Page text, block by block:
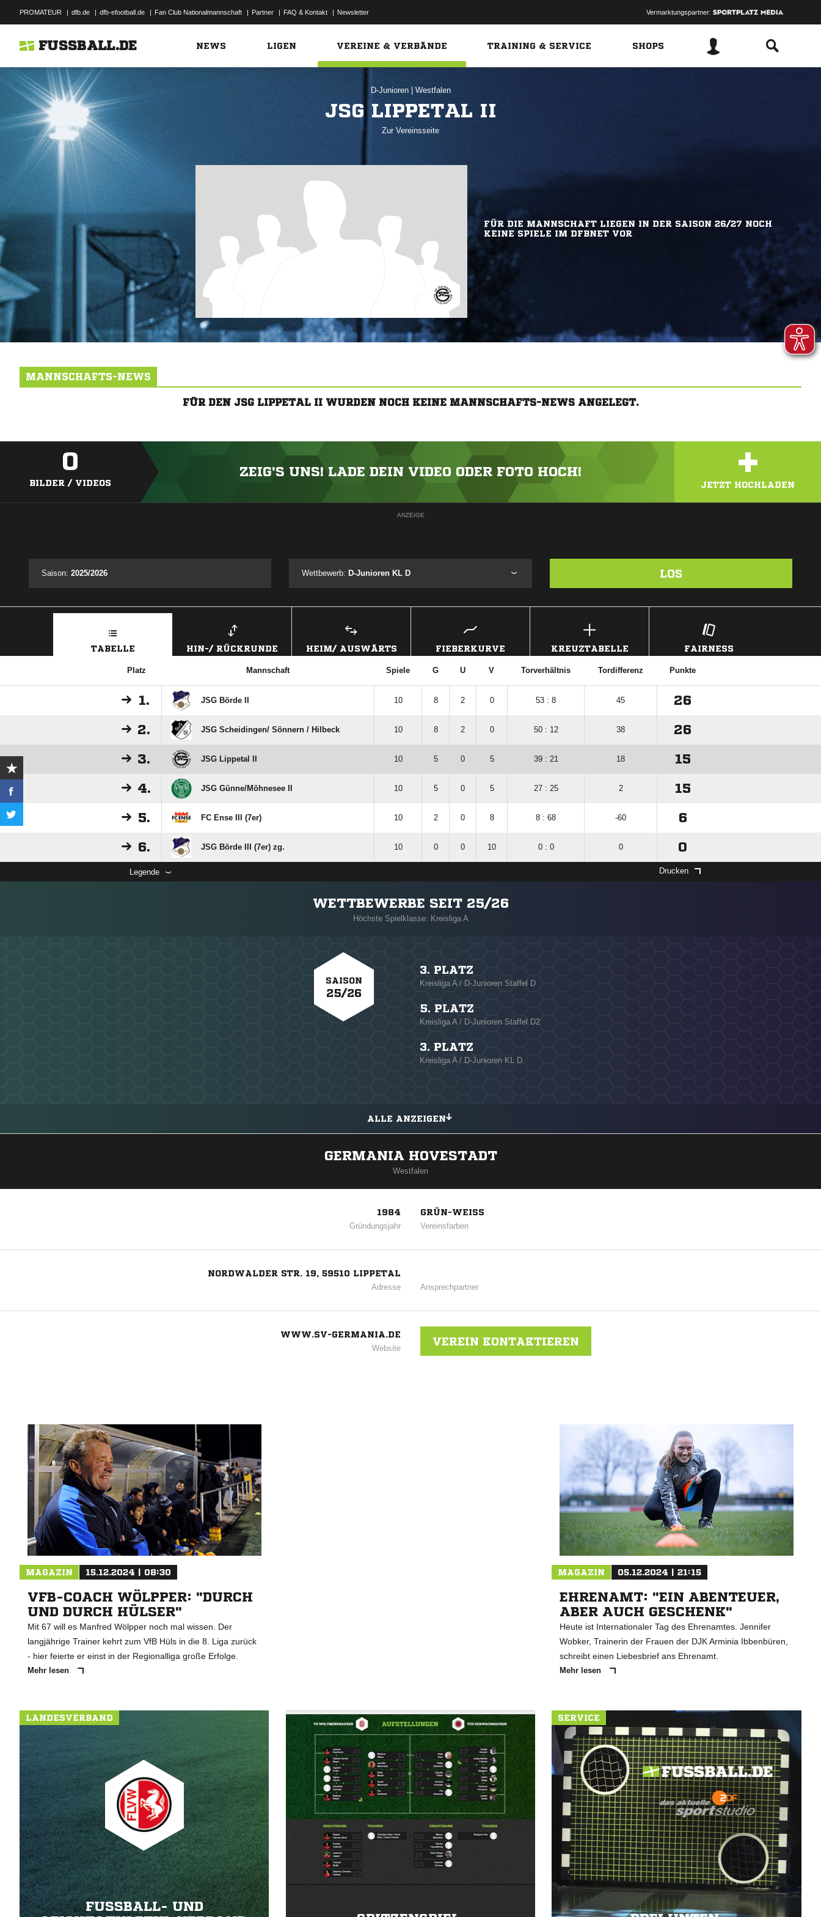
PROMATEUR | dfb.de | dfb-efootball.de | Fan Club Nationalmannschaft | Partner | FAQ & Kontakt | Newsletter Vermarktungspartner:
FUSSBALL.DE NEWS LIGEN VEREINE & VERBÄNDE TRAINING & SERVICE SHOPS
D-Junioren Westfalen
JSG LIPPETAL II
Zur Vereinsseite
FÜR DIE MANNSCHAFT LIEGEN IN DER SAISON 26/27 NOCH
KEINE SPIELE IM DFBNET VOR
MANNSCHAFTS-NEWS
FÜR DEN JSG LIPPETAL II WURDEN NOCH KEINE MANNSCHAFTS-NEWS ANGELEGT.
0
BILDER / VIDEOS
ZEIG'S UNS! LADE DEIN VIDEO ODER FOTO HOCH! +
JETZT HOCHLADEN
ANZEIGE
Saison: 2025/2026 Wettbewerb: D-Junioren KL D LOS
TABELLE HIN-/ RÜCKRUNDE HEIM/ AUSWÄRTS FIEBERKURVE KREUZTABELLE FAIRNESS
Platz Mannschaft Spiele G U V Torverhältnis Tordifferenz Punkte
1. JSG Börde II 10 8 2 0 53 : 8 45 26
2. JSG Scheidingen/​ Sönnern /​ Hilbeck 10 8 2 0 50 : 12 38 26
3. JSG Lippetal II 10 5 0 5 39 : 21 18 15
4. JSG Günne/​Möhnesee II 10 5 0 5 27 : 25 2 15
5. FC Ense III (7er) 10 2 0 8 8 : 68 -60 6
6. JSG Börde III (7er) zg. 10 0 0 10 0 : 0 0 0
Legende Drucken
WETTBEWERBE SEIT 25/26
Höchste Spielklasse: Kreisliga A
SAISON
25/26
3. PLATZ
Kreisliga A / D-Junioren Staffel D
5. PLATZ
Kreisliga A / D-Junioren Staffel D2
3. PLATZ
Kreisliga A / D-Junioren KL D
ALLE ANZEIGEN
GERMANIA HOVESTADT
Westfalen
1984
Gründungsjahr
GRÜN-WEISS
Vereinsfarben
NORDWALDER STR. 19, 59510 LIPPETAL
Adresse Ansprechpartner
WWW.SV-GERMANIA.DE
Website
VEREIN KONTAKTIEREN
MAGAZIN 15.12.2024 | 08:30
VFB-COACH WÖLPPER: "DURCH
UND DURCH HÜLSER"
Mit 67 will es Manfred Wölpper noch mal wissen. Der
langjährige Trainer kehrt zum VfB Hüls in die 8. Liga zurück
- hier feierte er einst in der Regionalliga große Erfolge.
Mehr lesen
MAGAZIN 05.12.2024 | 21:15
EHRENAMT: "EIN ABENTEUER,
ABER AUCH GESCHENK"
Heute ist Internationaler Tag des Ehrenamtes. Jennifer
Wobker, Trainerin der Frauen der DJK Arminia Ibbenbüren,
schreibt einen Liebesbrief ans Ehrenamt.
Mehr lesen
LANDESVERBAND
FUSSBALL- UND L
SERVICE